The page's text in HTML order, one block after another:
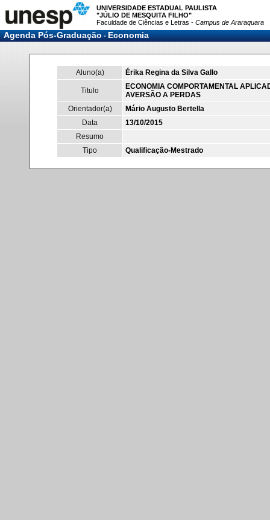
UNIVERSIDADE ESTADUAL PAULISTA
"JÚLIO DE MESQUITA FILHO"
Faculdade de Ciências e Letras - Campus de Araraquara
Agenda Pós-Graduação-Economia
Aluno(a) Érika Regina da Silva Gallo
Titulo
ECONOMIA COMPORTAMENTAL
AVERSÃO A PERDAS
Orientador(a)
Mário Augusto Bertella
Data
13/10/2015
Resumo
Tipo
Qualificação-Mestrado